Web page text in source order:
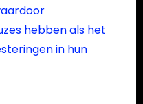
hebben als het
in hun